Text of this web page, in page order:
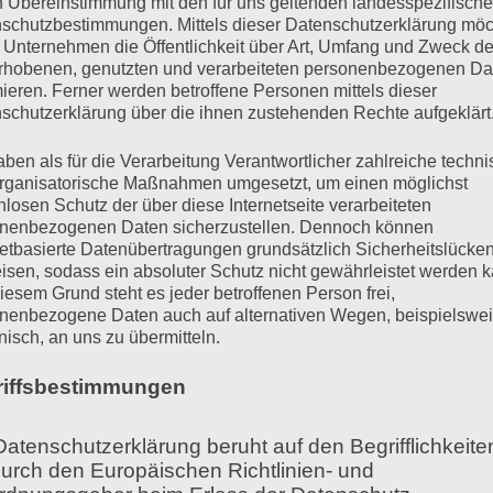
Gesangsunterricht
Modalitäten unserer Stimme, die viele
Guten wie im Schlechten: Eine robuste
Sprechstimme. Stimmtechnische Defizite
Mittels dieser Datenschutzerklärung
Unternehmen die Öffentlichkeit über Art, Umfang und Zweck
genutzten und verarbeiteten personenbezogenen
Ferner werden betroffene Personen mittels dieser
über die ihnen zustehenden Rechte
als für die Verarbeitung Verantwortlicher zahlreiche
Maßnahmen umgesetzt, um einen möglichst
Schutz der über diese Internetseite verarbeiteten
Daten sicherzustellen. Dennoch können
Datenübertragungen grundsätzlich Sicherheitslücken
sodass ein absoluter Schutz nicht gewährleistet werden
Grund steht es jeder betroffenen Person frei,
Daten auch auf alternativen Wegen,
an uns zu übermitteln.
beruht auf den
den Europäischen Richtlinien- und